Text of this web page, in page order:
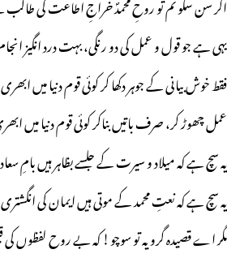
یہی ہے جو قول و عمل کی دو رنگی، بہت درد انگیز
فقط خوش بیانی کے جوہر دکھا کر کوئی قوم دنیا میں
عمل چھوڑ کر، صرف باتیں بناکر کوئی قوم دنیا میں
یہ سچ ہے کہ میلاد و سیرت کے جلسے بظاہر ہیں بامِ
یہ سچ ہے کہ نعتِ محمد کے موتی ہیں ایمان کی
مگر اے قصیدہ گرو یہ تو سوچو! کہ بے روح لفظوں